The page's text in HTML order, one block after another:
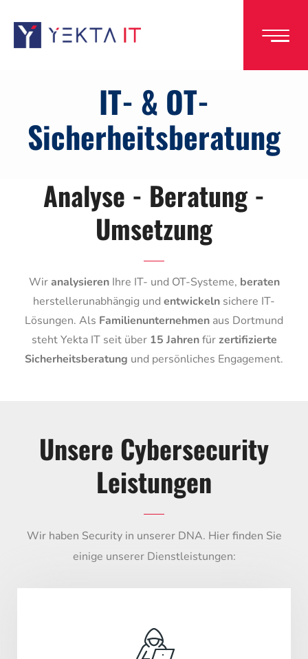
IT- & OT-
Sicherheitsberatung
Analyse - Beratung -
Umsetzung
WiranalysierenIhre IT- und OT-Systeme, beraten
herstellerunabhängig und entwickeln sichere IT-
Lösungen. Als Familienunternehmen aus Dortmund
steht Yekta IT seit über 15 Jahrenfür zertifizierte
Sicherheitsberatung und persönliches Engagement.
Unsere Cybersecurity
Leistungen
Wir haben Security in unserer DNA. Hier finden Sie
einige unserer Dienstleistungen: